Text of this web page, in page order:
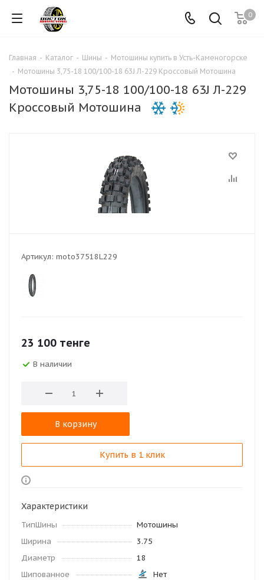
0
Главная - Каталог - Шины - Мотошины купить в Усть-Каменогорске
- Мотошины 3,75-18 100/100-18 63J Л-229 Кроссовый Мотошина
Мотошины 3,75-18 100/100-18 63J Л-229
Кроссовый Мотошина
Артикул: moto37518L229
23 100 тенге
В наличии
В корзину
Купить в 1 клик
Характеристики
ТипШины
Мотошины
Ширина
3.75
Диаметр
18
Шипованное
Нет